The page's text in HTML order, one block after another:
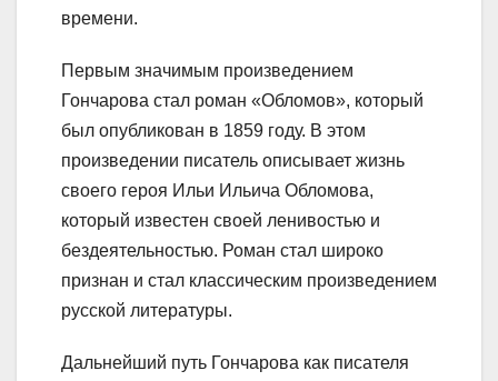
времени.
Первым значимым произведением
Гончарова стал роман «Обломов», который
был опубликован в 1859 году. В этом
произведении писатель описывает жизнь
своего героя Ильи Ильича Обломова,
который известен своей ленивостью и
бездеятельностью. Роман стал широко
признан и стал классическим произведением
русской литературы.
Дальнейший путь Гончарова как писателя